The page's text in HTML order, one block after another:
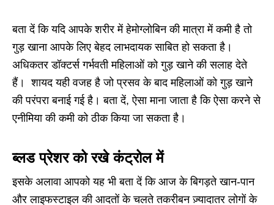
बता दें कि यदि आपके शरीर में हेमोग्लोबिन की मात्रा में कमी है तो
गुड़ खाना आपके लिए बेहद लाभदायक साबित हो सकता है।
अधिकतर डॉक्टर्स गर्भवती महिलाओं को गुड़ खाने की सलाह देते
हैं। शायद यही वजह है जो प्रसव के बाद महिलाओं को गुड़ खाने
की परंपरा बनाई गई है। बता दें, ऐसा माना जाता है कि ऐसा करने से
एनीमिया की कमी को ठीक किया जा सकता है।
ब्लड प्रेशर को रखे कंट्रोल में
इसके अलावा आपको यह भी बता दें कि आज के बिगड़ते खान-पान
और लाइफस्टाइल की आदतों के चलते तकरीबन ज़्यादातर लोगों के